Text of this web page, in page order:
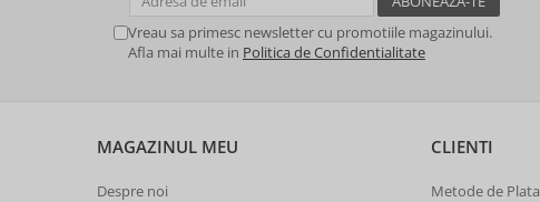
Vreau sa primesc newsletter cu promotiile magazinului.
Afla mai multe in Politica de Confidentialitate
MAGAZINUL MEU
Despre noi
CLIENTI
Metode de Plata